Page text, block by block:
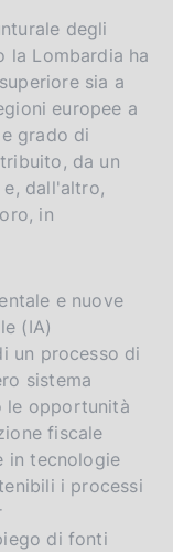
degli
la Lombardia ha
sia a
europee a
grado di
da un
dall'altro,
in
e nuove
(IA)
un processo di
sistema
le opportunità
fiscale
in tecnologie
i processi
di fonti